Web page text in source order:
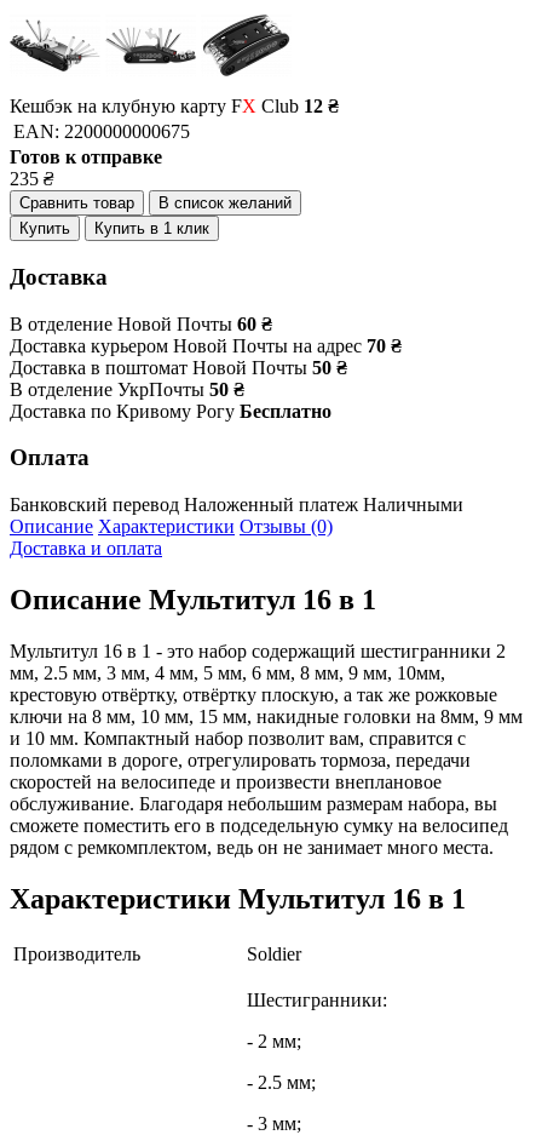
Кешбэк на клубную карту FX Club 12 ₴
EAN: 2200000000675
Готов к отправке
235 ₴
Сравнить товар
В список желаний
Купить
Купить в 1 клик
Доставка
В отделение Новой Почты 60 ₴
Доставка курьером Новой Почты на адрес 70 ₴
Доставка в поштомат Новой Почты 50 ₴
В отделение УкрПочты 50 ₴
Доставка по Кривому Рогу Бесплатно
Оплата
Банковский перевод Наложенный платеж Наличными
Описание Характеристики Отзывы (0)
Доставка и оплата
Описание Мультитул 16 в 1
Мультитул 16 в 1 - это набор содержащий шестигранники 2
мм, 2.5 мм, 3 мм, 4 мм, 5 мм, 6 мм, 8 мм, 9 мм, 10мм,
крестовую отвёртку, отвёртку плоскую, а так же рожковые
ключи на 8 мм, 10 мм, 15 мм, накидные головки на 8мм, 9 мм
и 10 мм. Компактный набор позволит вам, справится с
поломками в дороге, отрегулировать тормоза, передачи
скоростей на велосипеде и произвести внеплановое
обслуживание. Благодаря небольшим размерам набора, вы
сможете поместить его в подседельную сумку на велосипед
рядом с ремкомплектом, ведь он не занимает много места.
Характеристики Мультитул 16 в 1
Производитель Soldier
Шестигранники:
- 2 мм;
- 2.5 мм;
- 3 мм;